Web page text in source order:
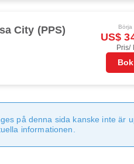
City (PPS) Börja
US$
Pris/
Bok
på denna sida kanske inte
informationen.